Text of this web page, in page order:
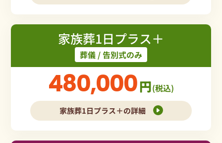
家族葬1日プラス＋
葬儀 / 告別式のみ
480,000円(税込)
家族葬1日プラス＋の詳細